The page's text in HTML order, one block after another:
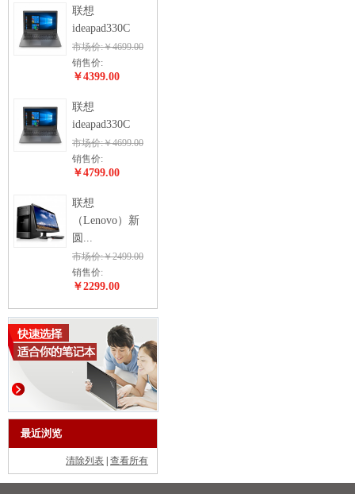
联想
ideapad330C
市场价:￥4699.00
销售价:
￥4399.00
联想
ideapad330C
市场价:￥4699.00
销售价:
￥4799.00
联想
（Lenovo）新
圆...
市场价:￥2499.00
销售价:
￥2299.00
最近浏览
清除列表 查看所有